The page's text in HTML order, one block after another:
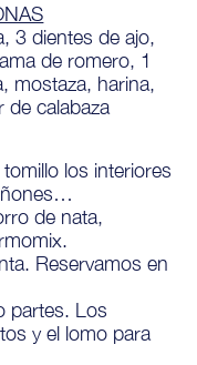
3 dientes de ajo,
de romero, 1
mostaza, harina,
de calabaza
los interiores
de nata,
Reservamos en
partes. Los
y el lomo para